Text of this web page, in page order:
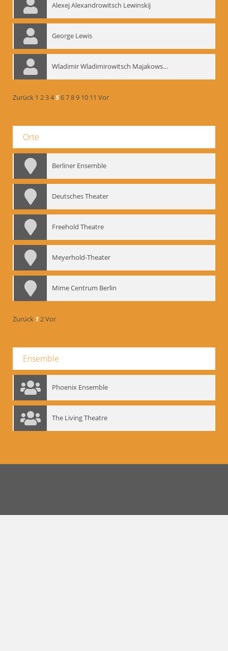
Alexej Alexandrowitsch Lewinskij
George Lewis
Wladimir Wladimirowitsch Majakowskij
Zurück 1 23456789 10 11 Vor
Orte
Berliner Ensemble
Deutsches Theater
Freehold Theatre
Meyerhold-Theater
Mime Centrum Berlin
Zurück 12Vor
Ensemble
Phoenix Ensemble
The Living Theatre